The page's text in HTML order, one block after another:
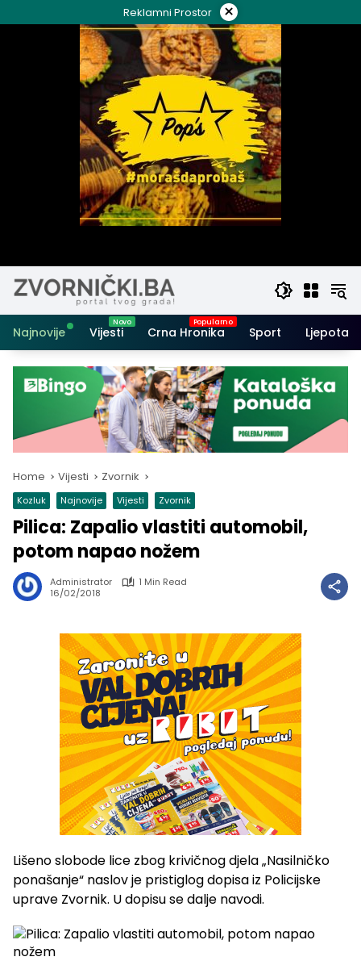
to
Reklamni Prostor ×
Najnovije Vijesti Crna Hronika Sport Ljepota i
Home Vijesti Zvornik
Kozluk Najnovije Vijesti Zvornik
Pilica: Zapalio vlastiti automobil,
potom napao nožem
Administrator
1 Min Read
16/02/2018
Lišeno slobode lice zbog krivičnog djela „Nasilničko
ponašanje“ naslov je pristiglog dopisa iz Policijske
uprave Zvornik. U dopisu se dalje navodi.